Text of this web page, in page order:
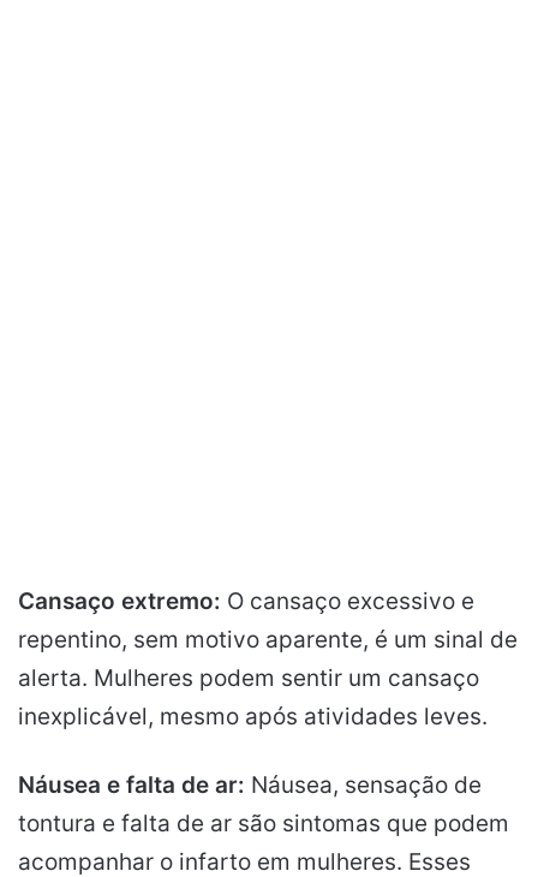
Cansaço extremo: O cansaço excessivo e
repentino, sem motivo aparente, é um sinal de
alerta. Mulheres podem sentir um cansaço
inexplicável, mesmo após atividades leves.
Náusea e falta de ar: Náusea, sensação de
tontura e falta de ar são sintomas que podem
acompanhar o infarto em mulheres. Esses